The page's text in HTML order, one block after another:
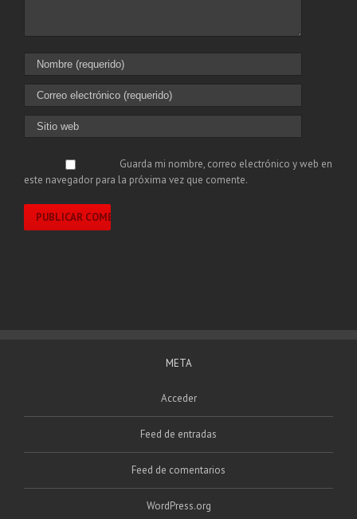
Guarda mi nombre, correo electrónico y web en
este navegador para la próxima vez que comente.
META
Acceder
Feed de entradas
Feed de comentarios
WordPress.org